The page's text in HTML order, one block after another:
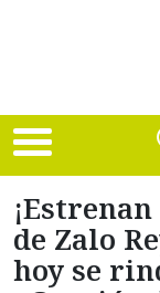
de Zalo
hoy se